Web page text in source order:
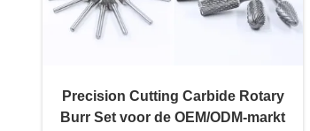
Precision Cutting Carbide Rotary
Burr Set voor de OEM/ODM-markt